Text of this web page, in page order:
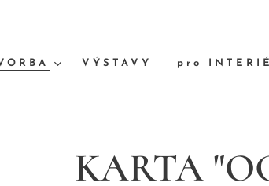
VÝSTAVY pro
KARTA